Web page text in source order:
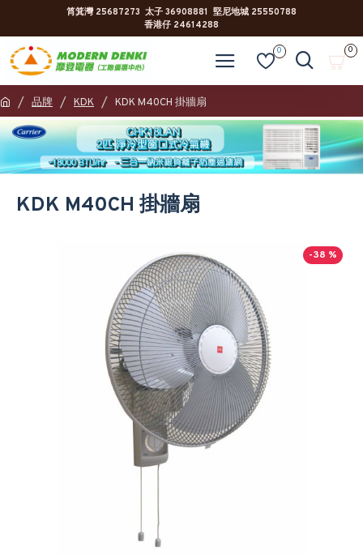
筲箕灣 25687273 太子 36908881 堅尼地城 25550788
香港仔 24614288
0 0
品牌 KDK KDK M40CH 掛牆扇
KDK M40CH 掛牆扇
-38 %